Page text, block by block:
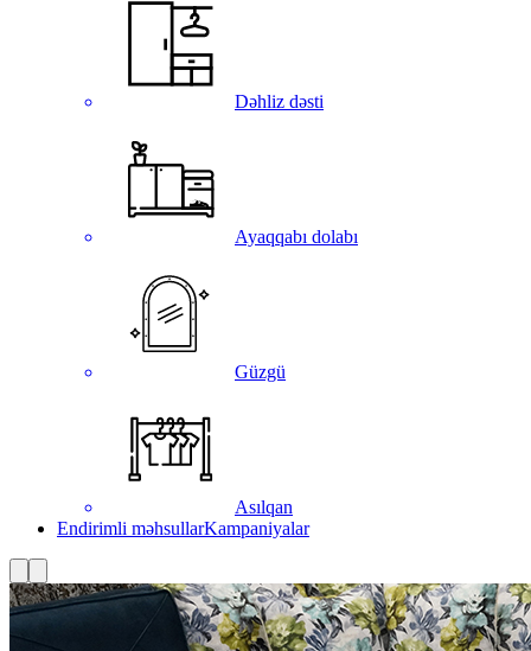
Dəhliz dəsti
Ayaqqabı dolabı
Güzgü
Asılqan
Endirimli məhsullarKampaniyalar